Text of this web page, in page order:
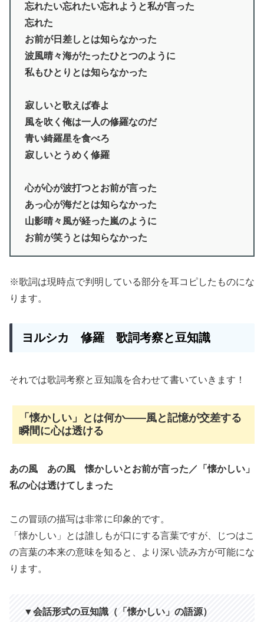
忘れたい忘れたい忘れようと私が言った
忘れた
お前が日差しとは知らなかった
波風晴々海がたったひとつのように
私もひとりとは知らなかった
寂しいと歌えば春よ
風を吹く俺は一人の修羅なのだ
青い綺羅星を食べろ
寂しいとうめく修羅
心が心が波打つとお前が言った
あっ心が海だとは知らなかった
山影晴々風が経った嵐のように
お前が笑うとは知らなかった
※歌詞は現時点で判明している部分を耳コピしたものにな
ります。
ヨルシカ 修羅 歌詞考察と豆知識
それでは歌詞考察と豆知識を合わせて書いていきます！
「懐かしい」とは何か――風と記憶が交差する
瞬間に心は透ける
あの風 あの風 懐かしいとお前が言った／「懐かしい」
私の心は透けてしまった
この冒頭の描写は非常に印象的です。
「懐かしい」とは誰しもが口にする言葉ですが、じつはこ
の言葉の本来の意味を知ると、より深い読み方が可能にな
ります。
▼会話形式の豆知識（「懐かしい」の語源）